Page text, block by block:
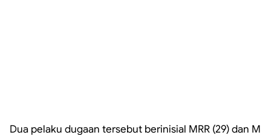
Dua pelaku dugaan tersebut berinisial MRR (29) dan M